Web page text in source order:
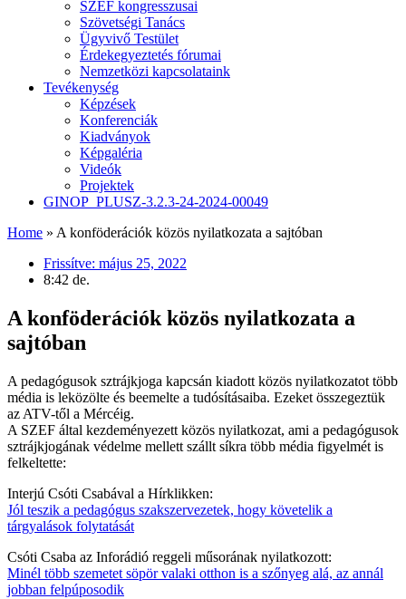
SZEF kongresszusai
Szövetségi Tanács
Ügyvivő Testület
Érdekegyeztetés fórumai
Nemzetközi kapcsolataink
Tevékenység
Képzések
Konferenciák
Kiadványok
Képgaléria
Videók
Projektek
GINOP_PLUSZ-3.2.3-24-2024-00049
Home » A konföderációk közös nyilatkozata a sajtóban
Frissítve: május 25, 2022
8:42 de.
A konföderációk közös nyilatkozata a
sajtóban
A pedagógusok sztrájkjoga kapcsán kiadott közös nyilatkozatot több
média is leközölte és beemelte a tudósításaiba. Ezeket összegeztük
az ATV-től a Mércéig.
A SZEF által kezdeményezett közös nyilatkozat, ami a pedagógusok
sztrájkjogának védelme mellett szállt síkra több média figyelmét is
felkeltette:
Interjú Csóti Csabával a Hírklikken:
Jól teszik a pedagógus szakszervezetek, hogy követelik a
tárgyalások folytatását
Csóti Csaba az Inforádió reggeli műsorának nyilatkozott:
Minél több szemetet söpör valaki otthon is a szőnyeg alá, az annál
jobban felpúposodik